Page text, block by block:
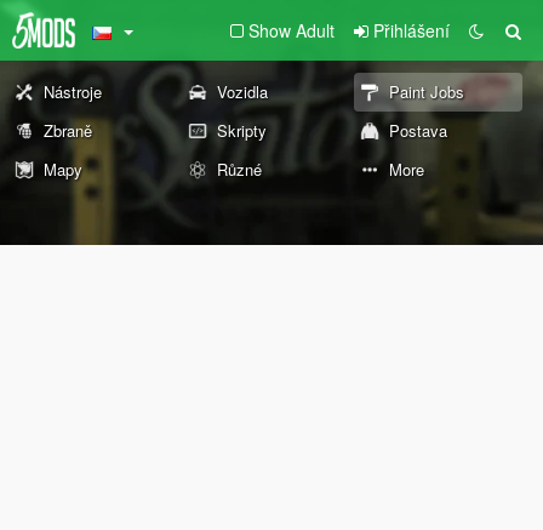
Show Adult Přihlášení
Nástroje Vozidla
Paint Jobs
Zbraně
Skripty
Postava
Mapy
Různé More